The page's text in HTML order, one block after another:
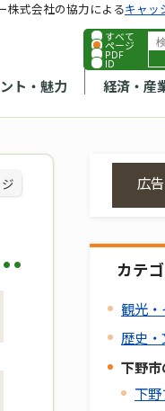
すべて
ページ
PDF
ID
ト・魅力 経済・産
株式会社の協力によるキャッ
広告
カテ
観光
歴史
下野
下野